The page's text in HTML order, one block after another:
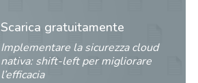
Scarica gratuitamente
Implementare la sicurezza cloud
nativa: shift-left per migliorare
l’efficacia